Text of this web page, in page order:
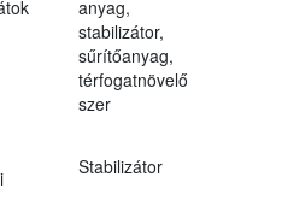
anyag,
stabilizátor,
sűrítőanyag,
térfogatnövelő
szer
Stabilizátor